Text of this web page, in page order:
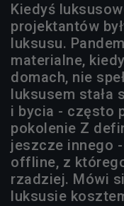
Kiedyś
projektantów
luksusu.
materialne,
domach, nie
luksusem stała
i bycia - często
pokolenie Z
jeszcze innego
offline, z
rzadziej. Mówi
luksusie